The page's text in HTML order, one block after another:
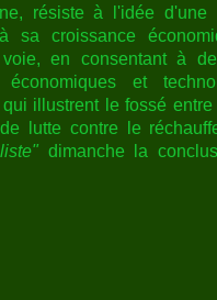
résiste à l'idée d'une
sa croissance
en consentant à
économiques et
illustrent le fossé
lutte contre le
dimanche la